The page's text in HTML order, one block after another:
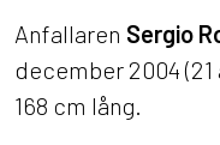
Anfallaren Sergio
december 2004 (21
168 cm lång.